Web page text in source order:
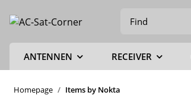
ANTENNEN RECEIVER
Homepage Items by Nokta